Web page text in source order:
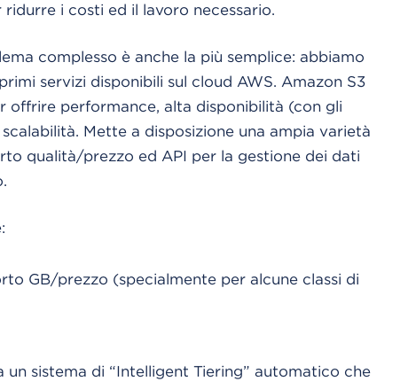
i costi ed il lavoro necessario.
complesso è anche la più semplice: abbiamo
servizi disponibili sul cloud AWS. Amazon S3
performance, alta disponibilità (con gli
Mette a disposizione una ampia varietà
qualità/prezzo ed API per la gestione dei dati
GB/prezzo (specialmente per alcune classi di
sistema di “Intelligent Tiering” automatico che